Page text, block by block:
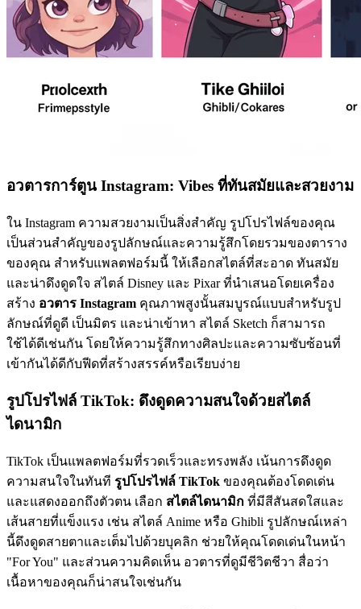
อวตารการ์ตูน Instagram: Vibes ที่ทันสมัยและสวยงาม
ใน Instagram ความสวยงามเป็นสิ่งสำคัญ รูปโปรไฟล์ของคุณ
เป็นส่วนสำคัญของรูปลักษณ์และความรู้สึกโดยรวมของตาราง
ของคุณ สำหรับแพลตฟอร์มนี้ ให้เลือกสไตล์ที่สะอาด ทันสมัย
และน่าดึงดูดใจ สไตล์ Disney และ Pixar ที่นำเสนอโดยเครื่อง
สร้าง อวตาร Instagram คุณภาพสูงนั้นสมบูรณ์แบบสำหรับรูป
ลักษณ์ที่ดูดี เป็นมิตร และน่าเข้าหา สไตล์ Sketch ก็สามารถ
ใช้ได้ดีเช่นกัน โดยให้ความรู้สึกทางศิลปะและความซับซ้อนที่
เข้ากันได้ดีกับฟีดที่สร้างสรรค์หรือเรียบง่าย
รูปโปรไฟล์ TikTok: ดึงดูดความสนใจด้วยสไตล์
ไดนามิก
TikTok เป็นแพลตฟอร์มที่รวดเร็วและทรงพลัง เน้นการดึงดูด
ความสนใจในทันที รูปโปรไฟล์ TikTok ของคุณต้องโดดเด่น
และแสดงออกถึงตัวตน เลือก สไตล์ไดนามิก ที่มีสีสันสดใสและ
เส้นสายที่แข็งแรง เช่น สไตล์ Anime หรือ Ghibli รูปลักษณ์เหล่า
นี้ดึงดูดสายตาและเต็มไปด้วยบุคลิก ช่วยให้คุณโดดเด่นในหน้า
"For You" และส่วนความคิดเห็น อวตารที่ดูมีชีวิตชีวา สื่อว่า
เนื้อหาของคุณก็น่าสนใจเช่นกัน